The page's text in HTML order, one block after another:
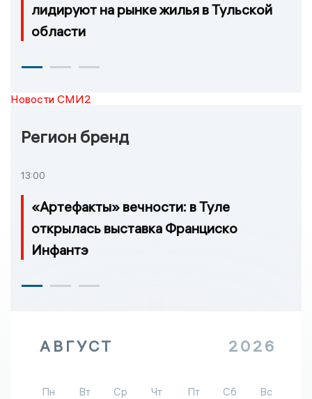
лидируют на рынке жилья в Тульской
области
Новости СМИ2
Регион бренд
13:00
«Артефакты» вечности: в Туле
открылась выставка Франциско
Инфантэ
АВГУСТ 2026
Пн Вт Ср Чт Пт Сб
Вс